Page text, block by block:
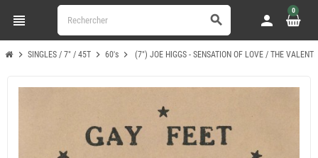
view_headline search person
0
chevron_right SINGLES / 7" / 45T chevron_right 60's chevron_right (7") JOE HIGGS - SENSATION OF LOVE / THE